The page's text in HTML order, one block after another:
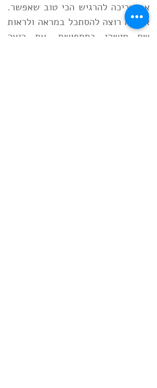
את צריכה להרגיש הכי טוב שאפשר.
את לא רוצה להסתכל במראה ולראות
שם מישהי בתחפושת. את רוצה